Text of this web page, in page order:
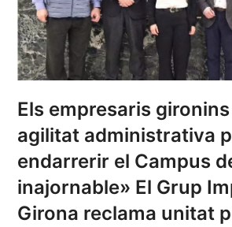
Els empresaris
agilitat administrativa
endarrerir el Campus
inajornable» El Grup
Girona reclama unitat